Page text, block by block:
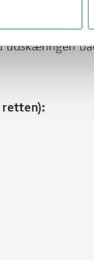
udskæringen